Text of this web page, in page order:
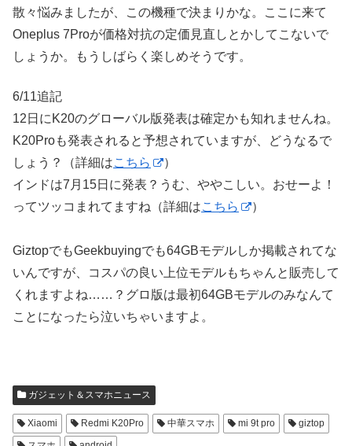
散々悩みましたが、この機種で決まりかな。ここに来て
Oneplus 7Proが価格対抗の定価見直しとかしてこないで
しょうか。もうしばらく楽しめそうです。
6/11追記
12日にK20のグローバル版発表は確定かも知れませんね。
K20Proも発表されると予想されていますが、どうなるで
しょう？（詳細はこちら
）
インドは7月15日に発表？うむ、ややこしい。おせーよ！
ってツッコまれてますね（詳細はこちら ）
GiztopでもGeekbuyingでも64GBモデルしか掲載されてな
いんですが、コスパの良い上位モデルもちゃんと販売して
くれますよね……？グロ版は最初64GBモデルのみなんて
ことになったら泣いちゃいますよ。
ガジェット＆スマホニュース
Xiaomi Redmi K20Pro 中華スマホ mi 9t pro
giztop